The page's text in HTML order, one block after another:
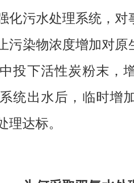
化污水处理系统，对
污染物浓度增加对原
投下活性炭粉末，
统出水后，临时增
理达标。